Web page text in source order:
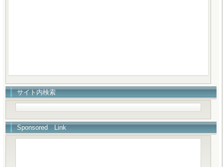
サイト内検索
Sponsored Link